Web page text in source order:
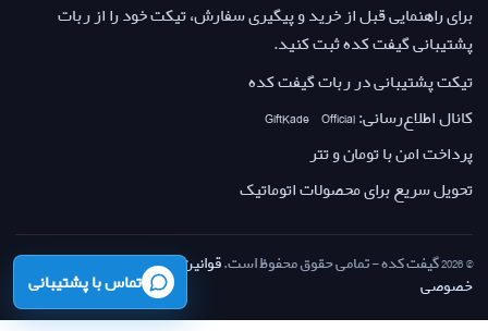
برای راهنمایی قبل از خرید و پیگیری سفارش، تیکت خود را از ربات
پشتیبانی گیفت کده ثبت کنید.
تیکت پشتیبانی در ربات گیفت کده
کانال اطلاع‌رسانی: GiftKade_Official
پرداخت امن با تومان و تتر
تحویل سریع برای محصولات اتوماتیک
© 2026 گیفت کده - تمامی حقوق محفوظ است. قوانین بازگشت وجه·حریم
خصوصی
تماس با پشتیبانی